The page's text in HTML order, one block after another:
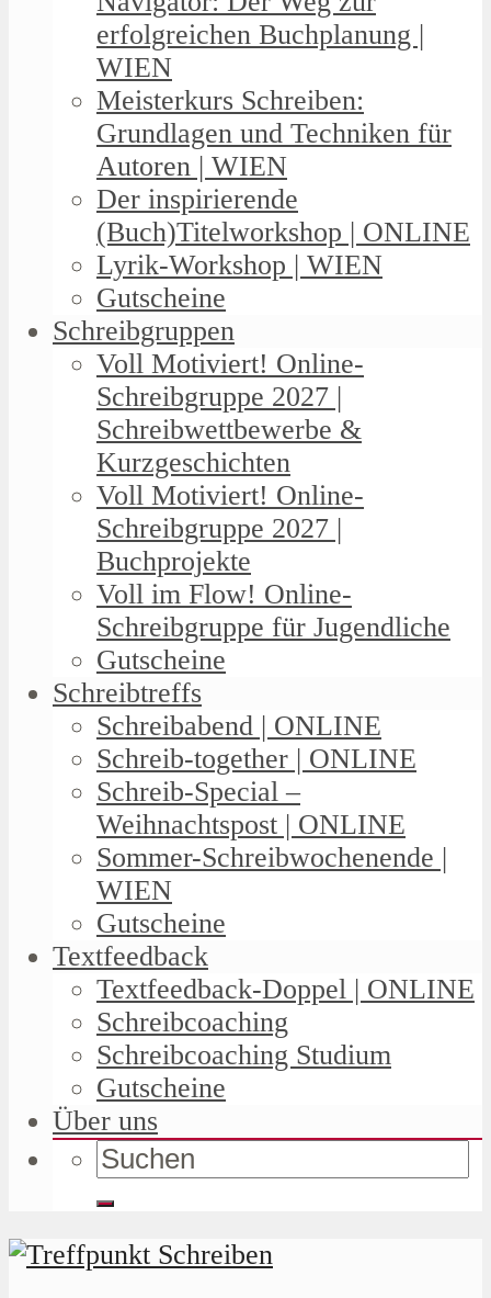
erfolgreichen Buchplanung |
WIEN
Meisterkurs Schreiben:
Grundlagen und Techniken für
Autoren | WIEN
Der inspirierende
(Buch)Titelworkshop | ONLINE
Lyrik-Workshop | WIEN
Gutscheine
Schreibgruppen
Voll Motiviert! Online-
Schreibgruppe 2027 |
Schreibwettbewerbe &
Kurzgeschichten
Voll Motiviert! Online-
Schreibgruppe 2027 |
Buchprojekte
Voll im Flow! Online-
Schreibgruppe für Jugendliche
Gutscheine
Schreibtreffs
Schreibabend | ONLINE
Schreib-together | ONLINE
Schreib-Special –
Weihnachtspost | ONLINE
Sommer-Schreibwochenende |
WIEN
Gutscheine
Textfeedback
Textfeedback-Doppel | ONLINE
Schreibcoaching
Schreibcoaching Studium
Gutscheine
Über uns